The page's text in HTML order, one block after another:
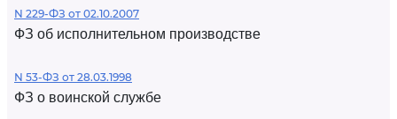
N 229-ФЗ от 02.10.2007
ФЗ об исполнительном производстве
N 53-ФЗ от 28.03.1998
ФЗ о воинской службе